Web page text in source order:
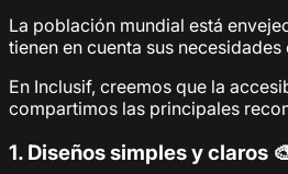
La población mundial está
tienen en cuenta sus
En Inclusif, creemos que la
compartimos las principales
1. Diseños simples y claros